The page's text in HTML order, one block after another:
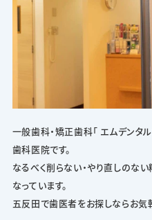
一般歯科・矯正歯科「 エムデンタ
歯科医院です。
なるべく削らない・やり直しのな
なっています。
五反田で歯医者をお探しならお気